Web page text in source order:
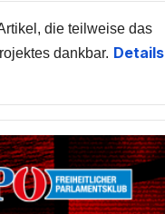
die teilweise das
dankbar. Details